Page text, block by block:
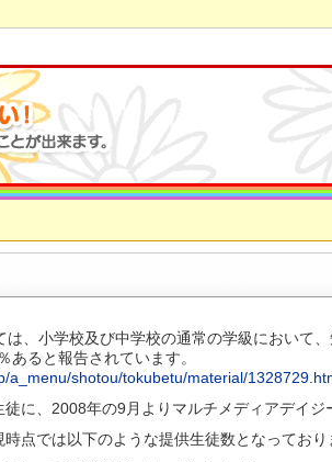
、小学校及び中学校の通常の学級において
ると報告されています。
a_menu/shotou/tokubetu/material/
に、2008年の9月よりマルチメディアデイジ
点では以下のような提供生徒数となっており